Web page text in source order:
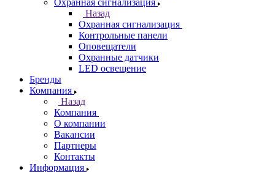
Охранная сигнализация
Назад
Охранная сигнализация
Контрольные панели
Оповещатели
Охранные датчики
LED освещение
Бренды
Компания
Назад
Компания
О компании
Вакансии
Партнеры
Контакты
Информация